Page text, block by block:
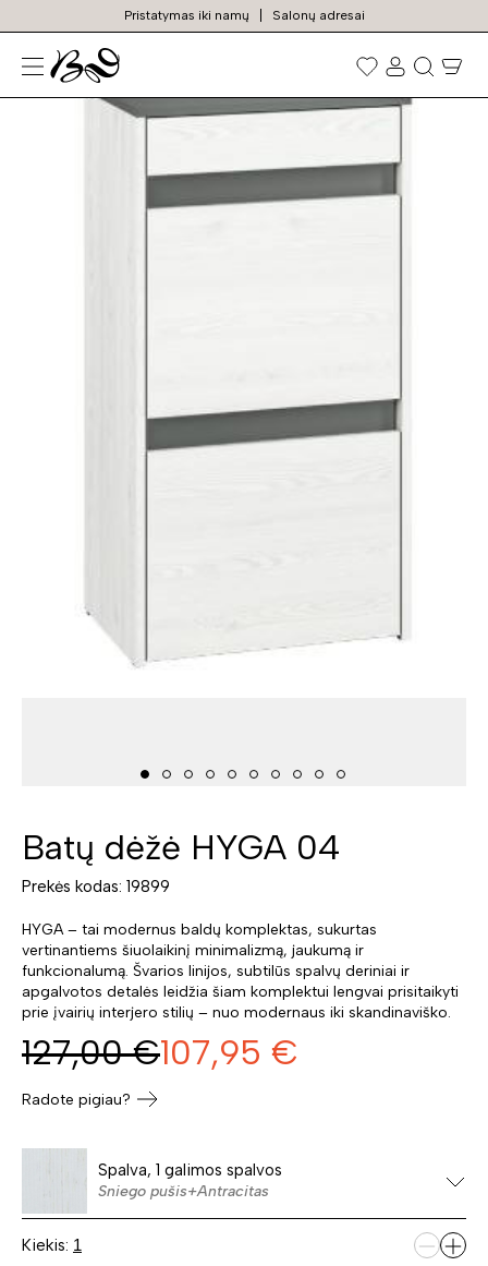
Pristatymas iki namų Salonų adresai
Prekių
paieška
N
Batų dėžė HYGA 04
Prekės kodas: 19899
HYGA – tai modernus baldų komplektas, sukurtas
vertinantiems šiuolaikinį minimalizmą, jaukumą ir
funkcionalumą. Švarios linijos, subtilūs spalvų deriniai ir
apgalvotos detalės leidžia šiam komplektui lengvai prisitaikyti
prie įvairių interjero stilių – nuo modernaus iki skandinaviško.
127,00 €107,95 €
Radote pigiau?
Spalva, 1 galimos spalvos
Sniego pušis+Antracitas
Kiekis: